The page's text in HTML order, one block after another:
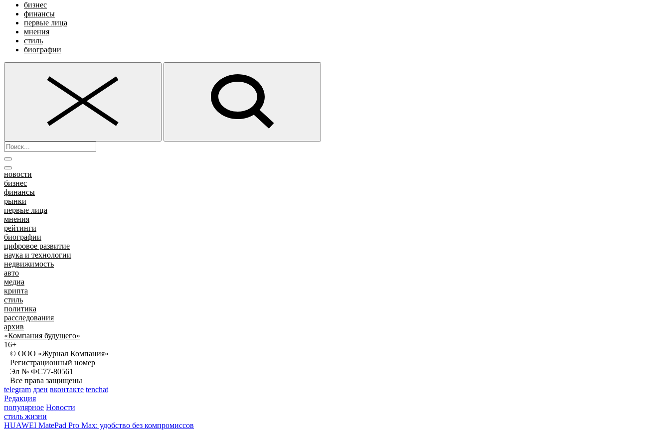
бизнес
финансы
первые лица
мнения
стиль
биографии
новости
бизнес
финансы
рынки
первые лица
мнения
рейтинги
биографии
цифровое развитие
наука и технологии
недвижимость
авто
медиа
крипта
стиль
политика
расследования
архив
«Компания будущего»
16+
© ООО «Журнал Компания»
Регистрационный номер
Эл № ФС77-80561
Все права защищены
telegram дзен вконтакте tenchat
Редакция
популярное Новости
стиль жизни
HUAWEI MatePad Pro Max: удобство без компромиссов